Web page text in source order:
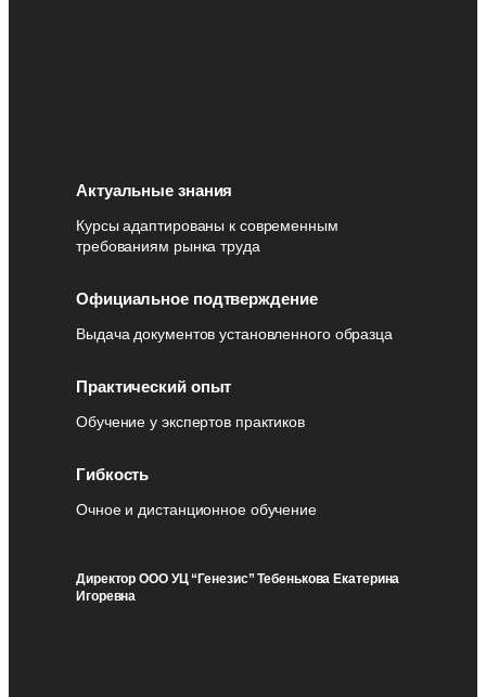
Актуальные знания
Курсы адаптированы к современным
требованиям рынка труда
Официальное подтверждение
Выдача документов установленного образца
Практический опыт
Обучение у экспертов практиков
Гибкость
Очное и дистанционное обучение
Директор ООО УЦ “Генезис” Тебенькова Екатерина
Игоревна